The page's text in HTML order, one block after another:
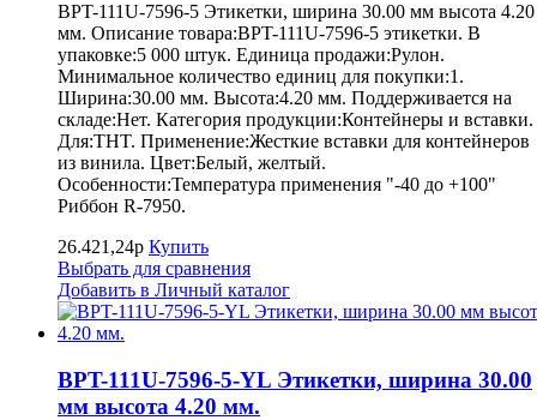
BPT-111U-7596-5 Этикетки, ширина 30.00 мм высота 4.20
мм. Описание товара:BPT-111U-7596-5 этикетки. В
упаковке:5 000 штук. Единица продажи:Рулон.
Минимальное количество единиц для покупки:1.
Ширина:30.00 мм. Высота:4.20 мм. Поддерживается на
складе:Нет. Категория продукции:Контейнеры и вставки.
Для:THT. Применение:Жесткие вставки для контейнеров
из винила. Цвет:Белый, желтый.
Особенности:Температура применения "-40 до +100"
Риббон R-7950.
26.421,24р Купить
Выбрать для сравнения
Добавить в Личный каталог
BPT-111U-7596-5-YL Этикетки, ширина 30.00
мм высота 4.20 мм.